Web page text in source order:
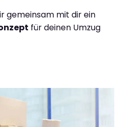
gemeinsam mit dir ein
für deinen Umzug